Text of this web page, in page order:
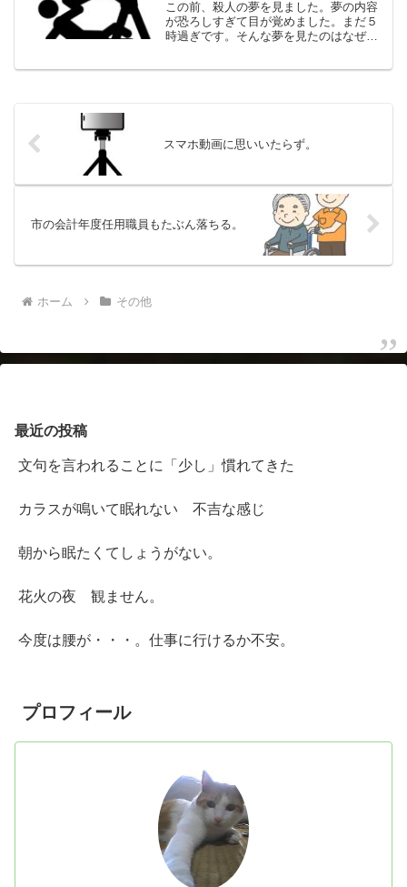
この前、殺人の夢を見ました。夢の内容
が恐ろしすぎて目が覚めました。まだ５
時過ぎです。そんな夢を見たのはなぜ？
スマホ動画に思いいたらず。
市の会計年度任用職員もたぶん落ちる。
ホーム その他
最近の投稿
文句を言われることに「少し」慣れてきた
カラスが鳴いて眠れない 不吉な感じ
朝から眠たくてしょうがない。
花火の夜 観ません。
今度は腰が・・・。仕事に行けるか不安。
プロフィール